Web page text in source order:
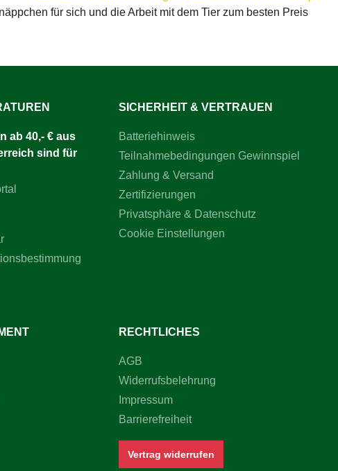
für sich und die Arbeit mit dem Tier zum besten Preis
ab 40,- € aus
sind für
SICHERHEIT & VERTRAUEN
Batteriehinweis
Teilnahmebedingungen Gewinnspiel
Zahlung & Versand
Zertifizierungen
Privatsphäre & Datenschutz
Cookie Einstellungen
RECHTLICHES
AGB
Widerrufsbelehrung
Impressum
Barrierefreiheit
Vertrag widerrufen